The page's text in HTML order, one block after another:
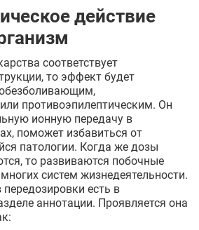
действие
соответствует
то эффект будет
противоэпилептическим. Он
ионную передачу в
поможет избавиться от
патологии. Когда же дозы
то развиваются побочные
систем жизнедеятельности.
есть в
аннотации. Проявляется она